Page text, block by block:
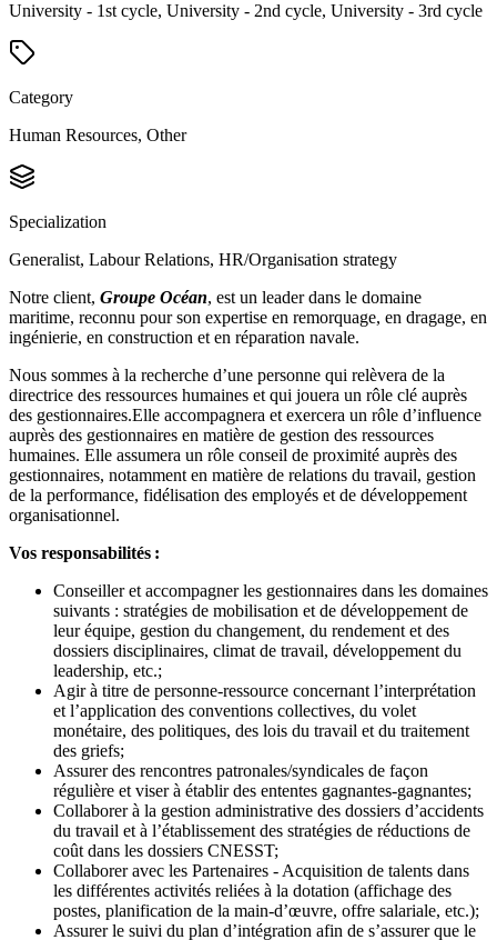
University - 1st cycle, University - 2nd cycle, University - 3rd cycle
Category
Human Resources, Other
Specialization
Generalist, Labour Relations, HR/Organisation strategy
Notre client, Groupe Océan, est un leader dans le domaine
maritime, reconnu pour son expertise en remorquage, en dragage, en
ingénierie, en construction et en réparation navale.
Nous sommes à la recherche d’une personne qui relèvera de la
directrice des ressources humaines et qui jouera un rôle clé auprès
des gestionnaires.Elle accompagnera et exercera un rôle d’influence
auprès des gestionnaires en matière de gestion des ressources
humaines. Elle assumera un rôle conseil de proximité auprès des
gestionnaires, notamment en matière de relations du travail, gestion
de la performance, fidélisation des employés et de développement
organisationnel.
Vos responsabilités :
Conseiller et accompagner les gestionnaires dans les domaines
suivants : stratégies de mobilisation et de développement de
leur équipe, gestion du changement, du rendement et des
dossiers disciplinaires, climat de travail, développement du
leadership, etc.;
Agir à titre de personne-ressource concernant l’interprétation
et l’application des conventions collectives, du volet
monétaire, des politiques, des lois du travail et du traitement
des griefs;
Assurer des rencontres patronales/syndicales de façon
régulière et viser à établir des ententes gagnantes-gagnantes;
Collaborer à la gestion administrative des dossiers d’accidents
du travail et à l’établissement des stratégies de réductions de
coût dans les dossiers CNESST;
Collaborer avec les Partenaires - Acquisition de talents dans
les différentes activités reliées à la dotation (affichage des
postes, planification de la main-d’œuvre, offre salariale, etc.);
Assurer le suivi du plan d’intégration afin de s’assurer que le